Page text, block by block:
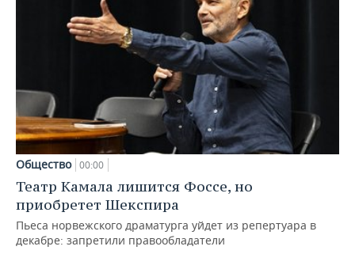
Общество 00:00
Театр Камала лишится Фоссе, но
приобретет Шекспира
Пьеса норвежского драматурга уйдет из репертуара в
декабре: запретили правообладатели